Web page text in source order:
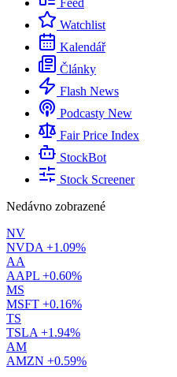
Feed
Watchlist
Kalendář
Články
Flash News
Podcasty New
Fair Price Index
StockBot
Stock Screener
Nedávno zobrazené
NV
NVDA +1.09%
AA
AAPL +0.60%
MS
MSFT +0.16%
TS
TSLA +1.94%
AM
AMZN +0.59%